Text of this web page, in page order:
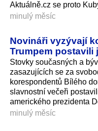
Aktuálně.cz se proto
minulý měsíc
Novináři vyzývají
Trumpem postavili
Stovky současných a
zasazujících se za
korespondentů Bílého
slavnostní večeři
amerického prezidenta
minulý měsíc